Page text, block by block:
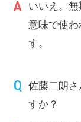
いいえ。
意味で使
す。
佐藤二朗
すか？